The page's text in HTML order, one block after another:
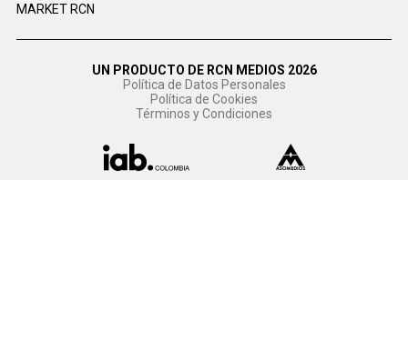
MARKET RCN
UN PRODUCTO DE RCN MEDIOS 2026
Política de Datos Personales
Política de Cookies
Términos y Condiciones